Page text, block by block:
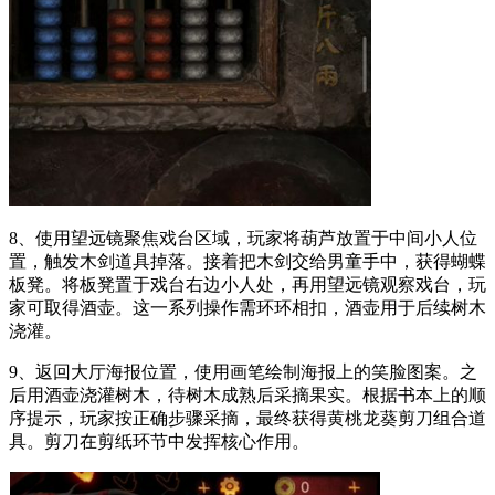
8、使用望远镜聚焦戏台区域，玩家将葫芦放置于中间小人位
置，触发木剑道具掉落。接着把木剑交给男童手中，获得蝴蝶
板凳。将板凳置于戏台右边小人处，再用望远镜观察戏台，玩
家可取得酒壶。这一系列操作需环环相扣，酒壶用于后续树木
浇灌。
9、返回大厅海报位置，使用画笔绘制海报上的笑脸图案。之
后用酒壶浇灌树木，待树木成熟后采摘果实。根据书本上的顺
序提示，玩家按正确步骤采摘，最终获得黄桃龙葵剪刀组合道
具。剪刀在剪纸环节中发挥核心作用。